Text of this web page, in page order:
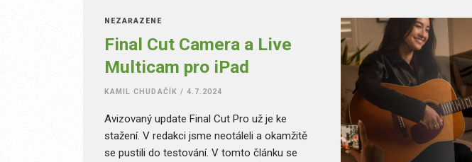
NEZAŘAZENÉ
Final Cut Camera a Live
Multicam pro iPad
KAMIL CHUDAČÍK / 4.7.2024
Avizovaný update Final Cut Pro už je ke
stažení. V redakci jsme neotáleli a okamžitě
se pustili do testování. V tomto článku se